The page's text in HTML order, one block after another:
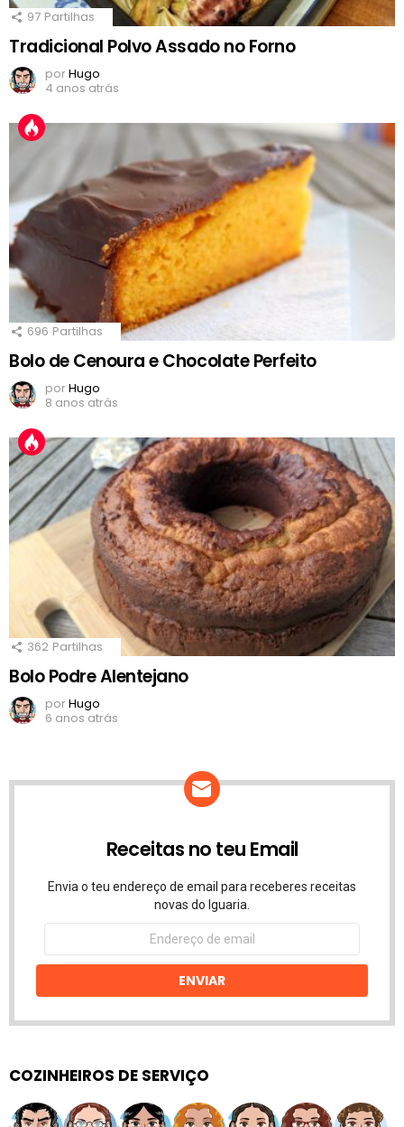
97 Partilhas
Tradicional Polvo Assado no Forno
porHugo
4 anos atrás
696 Partilhas
Bolo de Cenoura e Chocolate Perfeito
porHugo
8 anos atrás
362 Partilhas
Bolo Podre Alentejano
porHugo
6 anos atrás
Receitas no teu Email
Envia o teu endereço de email para receberes receitas
novas do Iguaria.
Endereço
email
ENVIAR
COZINHEIROS DE SERVIÇO